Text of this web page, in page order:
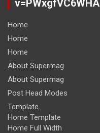
v=PWxgfVC6WHA
Home
Home
Home
About Supermag
About Supermag
Post Head Modes
Template
Home Template
Home Full Width